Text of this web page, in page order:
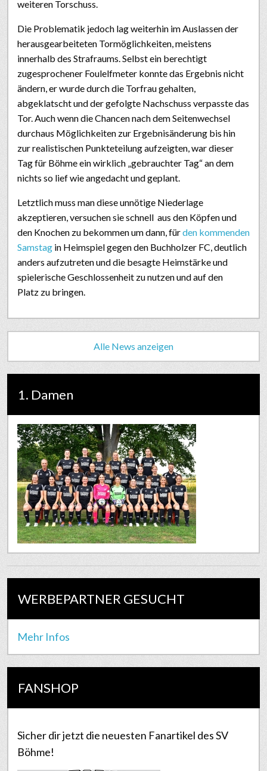
weiteren Torschuss.
Die Problematik jedoch lag weiterhin im Auslassen der
herausgearbeiteten Tormöglichkeiten, meistens
innerhalb des Strafraums. Selbst ein berechtigt
zugesprochener Foulelfmeter konnte das Ergebnis nicht
ändern, er wurde durch die Torfrau gehalten,
abgeklatscht und der gefolgte Nachschuss verpasste das
Tor. Auch wenn die Chancen nach dem Seitenwechsel
durchaus Möglichkeiten zur Ergebnisänderung bis hin
zur realistischen Punkteteilung aufzeigten, war dieser
Tag für Böhme ein wirklich „gebrauchter Tag“ an dem
nichts so lief wie angedacht und geplant.
Letztlich muss man diese unnötige Niederlage
akzeptieren, versuchen sie schnell aus den Köpfen und
den Knochen zu bekommen um dann, fürden kommenden
Samstag in Heimspiel gegen den Buchholzer FC, deutlich
anders aufzutreten und die besagte Heimstärke und
spielerische Geschlossenheit zu nutzen und auf den
Platz zu bringen.
Alle News anzeigen
1. Damen
WERBEPARTNER GESUCHT
Mehr Infos
FANSHOP
Sicher dir jetzt die neuesten Fanartikel des SV
Böhme!